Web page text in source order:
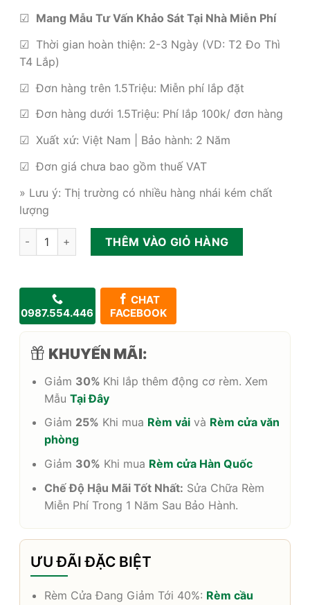
☑ Mang Mẫu Tư Vấn Khảo Sát Tại Nhà Miễn Phí
☑ Thời gian hoàn thiện: 2-3 Ngày (VD: T2 Đo Thì
T4 Lắp)
☑ Đơn hàng trên 1.5Triệu: Miễn phí lắp đặt
☑ Đơn hàng dưới 1.5Triệu: Phí lắp 100k/ đơn hàng
☑ Xuất xứ: Việt Nam | Bảo hành: 2 Năm
☑ Đơn giá chưa bao gồm thuế VAT
» Lưu ý: Thị trường có nhiều hàng nhái kém chất
lượng
Rèm sáo nhôm Modero cao cấp hệ 1 dây số lượng
THÊM VÀO GIỎ HÀNG
0987.554.446
CHAT
FACEBOOK
KHUYẾN MÃI:
Giảm 30% Khi lắp thêm động cơ rèm. Xem
MẫuTại Đây
Giảm 25% Khi mua Rèm vải và Rèm cửa văn
phòng
Giảm 30% Khi mua Rèm cửa Hàn Quốc
Chế Độ Hậu Mãi Tốt Nhất: Sửa Chữa Rèm
Miễn Phí Trong 1 Năm Sau Bảo Hành.
ƯU ĐÃI ĐẶC BIỆT
Rèm Cửa Đang Giảm Tới 40%: Rèm cầu